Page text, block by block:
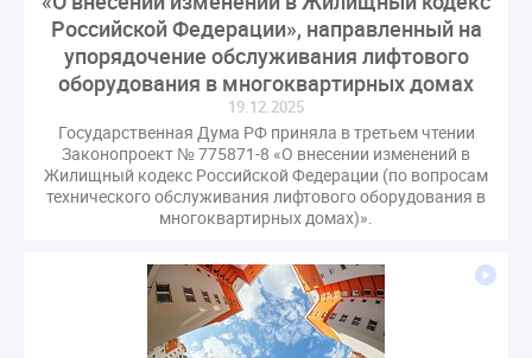
Российской Федерации», направленный на
упорядочение обслуживания лифтового
оборудования в многоквартирных домах
19.12.2025
Государственная Дума РФ приняла в третьем чтении
Законопроект № 775871-8 «О внесении изменений в
Жилищный кодекс Российской Федерации (по вопросам
технического обслуживания лифтового оборудования в
многоквартирных домах)».